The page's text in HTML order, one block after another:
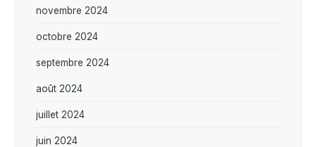
novembre 2024
octobre 2024
septembre 2024
août 2024
juillet 2024
juin 2024